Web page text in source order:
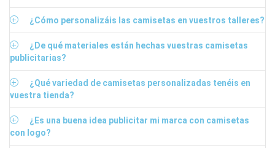
¿Cómo personalizáis las camisetas en vuestros talleres?
¿De qué materiales están hechas vuestras camisetas
publicitarias?
¿Qué variedad de camisetas personalizadas tenéis en
vuestra tienda?
¿Es una buena idea publicitar mi marca con camisetas
con logo?